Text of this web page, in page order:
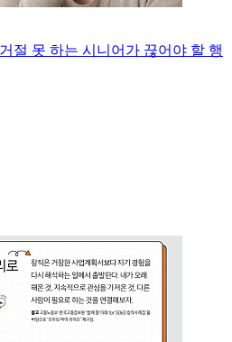
절 못 하는 시니어가 끊어야 할 행